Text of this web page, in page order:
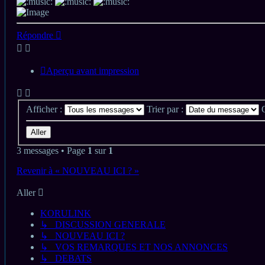
Haut
Répondre
Aperçu avant impression
Afficher : Trier par :
3 messages • Page 1 sur 1
Revenir à « NOUVEAU ICI ? »
Aller
KORULINK
↳ DISCUSSION GENERALE
↳ NOUVEAU ICI ?
↳ VOS REMARQUES ET NOS ANNONCES
↳ DEBATS